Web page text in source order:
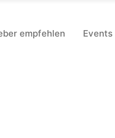
empfehlen Events